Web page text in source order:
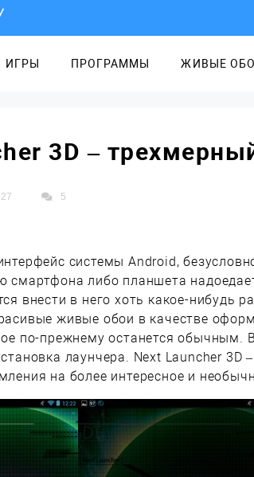
ИГРЫ ПРОГРАММЫ ЖИВЫЕ
3D –
5
системы Android,
смартфона либо планшета
внести в него хоть какое-нибудь
живые обои в качестве
по-прежнему останется обычным.
лаунчера. Next Launcher 3D
на более интересное и